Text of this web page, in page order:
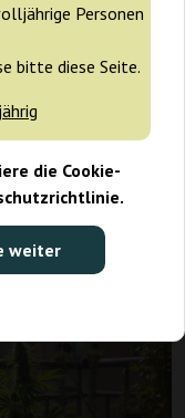
Personen
bitte diese Seite.
die Cookie-
weiter
gewinnt stetig
Outdoor-Growing
bei richtiger
Balkon – für viele
Anbau. Erfahren
Grow ein
Grow